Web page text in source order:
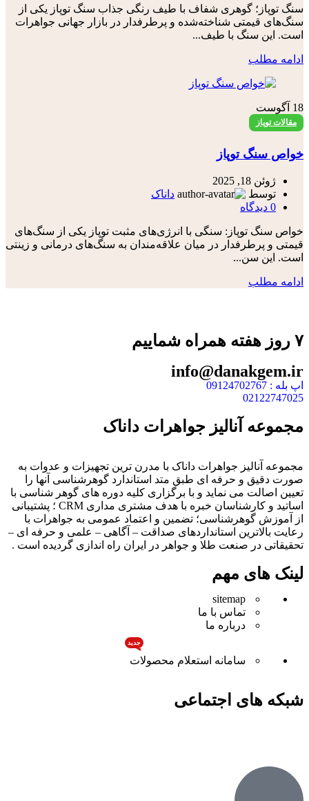
سنگ توپاز؛ گوهری شفاف با طیف رنگی جذاب سنگ توپاز یکی از
سنگ‌های قیمتی شناخته‌شده و پرطرفدار در بازار جهانی جواهرات
است. این سنگ با طیف...
ادامه مطلب
18 آگوست
مقالات توپاز
خواص سنگ توپاز
ژوئن 18, 2025
توسط
داناک
0 دیدگاه
خواص سنگ توپاز: سنگی با انرژی‌های مثبت توپاز یکی از سنگ‌های
قیمتی و پرطرفدار در میان علاقه‌مندان به سنگ‌های درمانی و زینتی
است. این سن...
ادامه مطلب
۷ روز هفته همراه شماییم
info@danakgem.ir
اپ بله : 09124702767
02122747025
مجموعه آنالیز جواهرات داناک
مجموعه آنالیز جواهرات داناک با مدرن ترین تجهیزات و عدوات به
صورت دقیق و حرفه ای طبق متد استاندارد گوهرشناسی آنها را
تعیین اصالت می نماید و با برگزاری کلیه دوره های گوهر شناسی با
اساتید و کارشناسان خبره با هدف مشتری مداری CRM ؛ پشتیبانی
از آموزش گوهرشناسی؛ تضمین و اعتماد عمومی به جواهرات با
رعایت بالاترین استانداردهای صداقت – آگاهی – علمی و حرفه ای –
تحقیقاتی در صنعت طلا و جواهر در ایران راه اندازی گردیده است .
لینک های مهم
تماس با ما
درباره ما
سامانه استعلام محصولات
جدید
شبکه های اجتماعی